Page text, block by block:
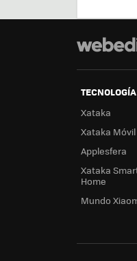
TECNOLOGÍA
Xataka
Xataka Móvil
Applesfera
Xataka
Home
Mundo